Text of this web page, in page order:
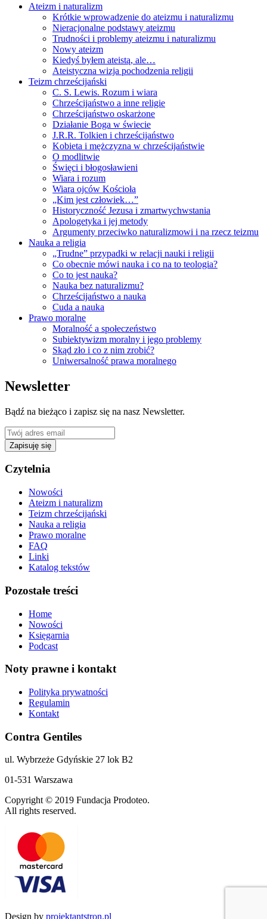
Ateizm i naturalizm
Krótkie wprowadzenie do ateizmu i naturalizmu
Nieracjonalne podstawy ateizmu
Trudności i problemy ateizmu i naturalizmu
Nowy ateizm
Kiedyś byłem ateistą, ale…
Ateistyczna wizja pochodzenia religii
Teizm chrześcijański
C. S. Lewis. Rozum i wiara
Chrześcijaństwo a inne religie
Chrześcijaństwo oskarżone
Działanie Boga w świecie
J.R.R. Tolkien i chrześcijaństwo
Kobieta i mężczyzna w chrześcijaństwie
O modlitwie
Święci i błogosławieni
Wiara i rozum
Wiara ojców Kościoła
„Kim jest człowiek…”
Historyczność Jezusa i zmartwychwstania
Apologetyka i jej metody
Argumenty przeciwko naturalizmowi i na rzecz teizmu
Nauka a religia
„Trudne” przypadki w relacji nauki i religii
Co obecnie mówi nauka i co na to teologia?
Co to jest nauka?
Nauka bez naturalizmu?
Chrześcijaństwo a nauka
Cuda a nauka
Prawo moralne
Moralność a społeczeństwo
Subiektywizm moralny i jego problemy
Skąd zło i co z nim zrobić?
Uniwersalność prawa moralnego
Newsletter
Bądź na bieżąco i zapisz się na nasz Newsletter.
Zapisuję się
Czytelnia
Nowości
Ateizm i naturalizm
Teizm chrześcijański
Nauka a religia
Prawo moralne
FAQ
Linki
Katalog tekstów
Pozostałe treści
Home
Nowości
Księgarnia
Podcast
Noty prawne i kontakt
Polityka prywatności
Regulamin
Kontakt
Contra Gentiles
ul. Wybrzeże Gdyńskie 27 lok B2
01-531 Warszawa
Copyright © 2019 Fundacja Prodoteo.
All rights reserved.
Design by projektantstron.pl